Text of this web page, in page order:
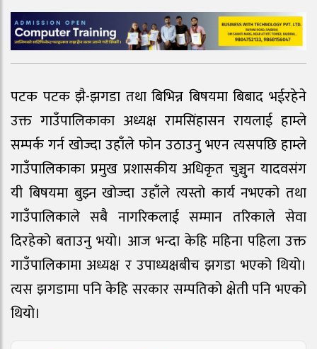
पटक पटक झै-झगडा तथा बिभिन्न बिषयमा बिबाद भईरहेने
उक्त गाउँपालिकाका अध्यक्ष रामसिंहासन रायलाई हाम्ले
सम्पर्क गर्न खोज्दा उहाँले फोन उठाउनु भएन त्यसपछि हाम्ले
गाउँपालिकाका प्रमुख प्रशासकीय अधिकृत चुञ्चुन यादवसंग
यी बिषयमा बुझ्न खोज्दा उहाँले त्यस्तो कार्य नभएको तथा
गाउँपालिकाले सबै नागरिकलाई सम्मान तरिकाले सेवा
दिरहेको बताउनु भयो। आज भन्दा केहि महिना पहिला उक्त
गाउँपालिकामा अध्यक्ष र उपाध्यक्षबीच झगडा भएको थियो।
त्यस झगडामा पनि केहि सरकार सम्पतिको क्षेती पनि भएको
थियो।